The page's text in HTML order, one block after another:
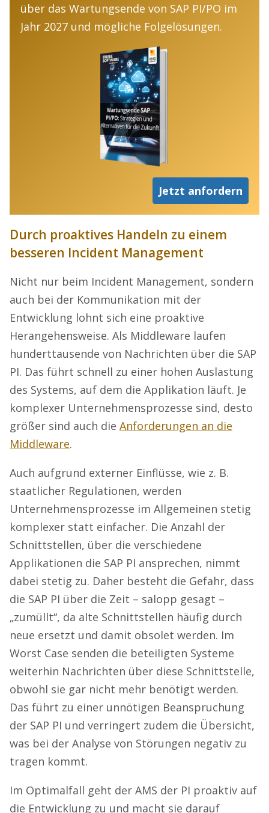
über das Wartungsende von SAP PI/PO im
Jahr 2027 und mögliche Folgelösungen.
Jetzt anfordern
Durch proaktives Handeln zu einem
besseren Incident Management
Nicht nur beim Incident Management, sondern
auch bei der Kommunikation mit der
Entwicklung lohnt sich eine proaktive
Herangehensweise. Als Middleware laufen
hunderttausende von Nachrichten über die SAP
PI. Das führt schnell zu einer hohen Auslastung
des Systems, auf dem die Applikation läuft. Je
komplexer Unternehmensprozesse sind, desto
größer sind auch die Anforderungen an die
Middleware.
Auch aufgrund externer Einflüsse, wie z. B.
staatlicher Regulationen, werden
Unternehmensprozesse im Allgemeinen stetig
komplexer statt einfacher. Die Anzahl der
Schnittstellen, über die verschiedene
Applikationen die SAP PI ansprechen, nimmt
dabei stetig zu. Daher besteht die Gefahr, dass
die SAP PI über die Zeit – salopp gesagt –
„zumüllt“, da alte Schnittstellen häufig durch
neue ersetzt und damit obsolet werden. Im
Worst Case senden die beteiligten Systeme
weiterhin Nachrichten über diese Schnittstelle,
obwohl sie gar nicht mehr benötigt werden.
Das führt zu einer unnötigen Beanspruchung
der SAP PI und verringert zudem die Übersicht,
was bei der Analyse von Störungen negativ zu
tragen kommt.
Im Optimalfall geht der AMS der PI proaktiv auf
die Entwicklung zu und macht sie darauf